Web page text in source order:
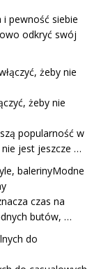
pewność siebie
odkryć swój
żeby nie
popularność w
nie jest jeszcze …
Modne
czas na
butów, …